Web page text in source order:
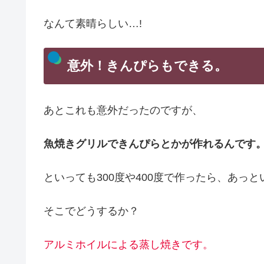
なんて素晴らしい…!
意外！きんぴらもできる。
あとこれも意外だったのですが、
魚焼きグリルできんぴらとかが作れるんです。
といっても300度や400度で作ったら、あっと
そこでどうするか？
アルミホイルによる蒸し焼きです。